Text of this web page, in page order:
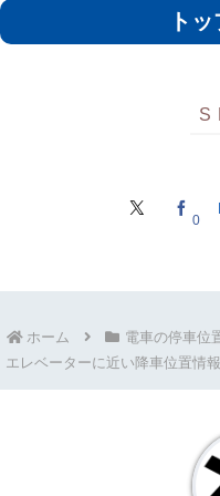
ト
0
ホーム 電車の停車位
エレベーターに近い降車位置情報